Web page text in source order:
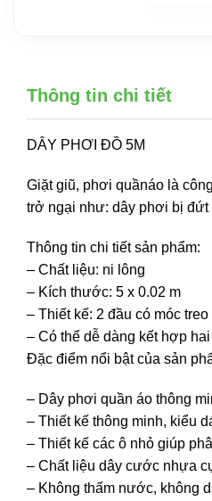
Thông tin chi tiết
DÂY PHƠI ĐỒ 5M
Giặt giũ, phơi quầnáo là
trở ngại như: dây phơi bị đứt
Thông tin chi tiết sản phẩm:
– Chất liệu: ni lông
– Kích thước: 5 x 0.02 m
– Thiết kế: 2 đầu có móc
– Có thể dễ dàng kết hợp
Đặc điểm nổi bật của sản
– Dây phơi quần áo thông
– Thiết kế thông minh, kiểu
– Thiết kế các ô nhỏ giúp
– Chất liệu dây cước nhựa
– Không thấm nước, không